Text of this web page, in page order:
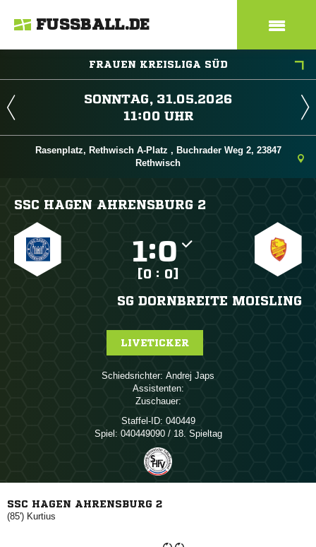
FUSSBALL.DE
FRAUEN KREISLIGA SÜD
 
 
Rasenplatz, Rethwisch A-Platz , Buchrader Weg 2, 23847
Rethwisch
SSC HAGEN AHRENSBURG 2
:
[0 : 0]
SG DORNBREITE MOISLING
LIVETICKER
Schiedsrichter:  
Assistenten:
Zuschauer:
Staffel-ID: 040449
Spiel: 040449090 / 18. Spieltag
SSC HAGEN AHRENSBURG 2
(85') 